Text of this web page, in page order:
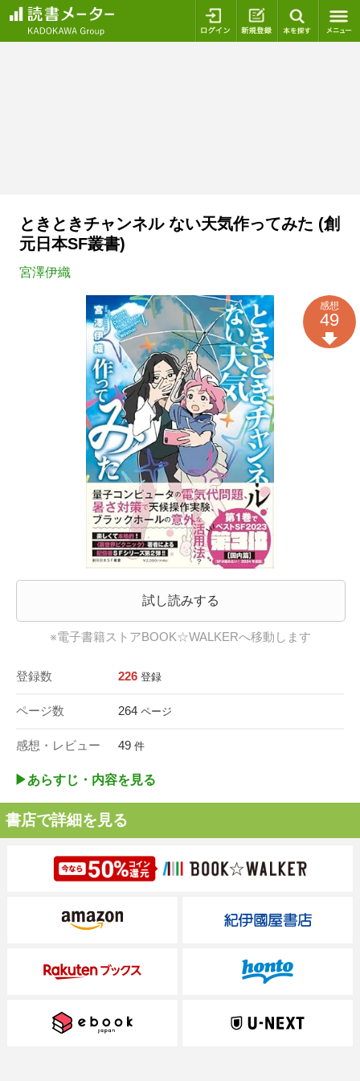
ログイン 新規登録
ときときチャンネル ない天気作ってみた (創
元日本SF叢書)
宮澤伊織
試し読みする
※電子書籍ストアBOOK☆WALKERへ移動します
登録数 226 登録
ページ数 264 ページ
感想・レビュー 49 件
感想
49
▶︎あらすじ・内容を見る
書店で詳細を見る